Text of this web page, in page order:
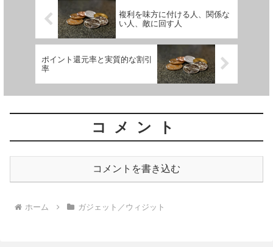
複利を味方に付ける人、関係な
い人、敵に回す人
ポイント還元率と実質的な割引
率
コメント
コメントを書き込む
ホーム ガジェット／ウィジット